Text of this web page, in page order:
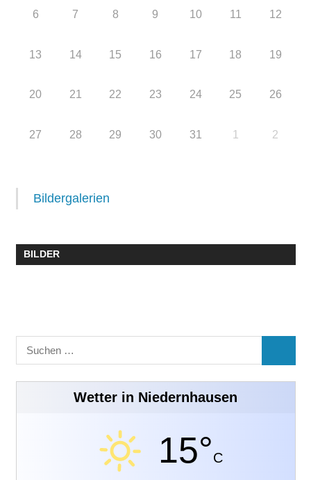
6 7 8 9 10 11 12
13 14 15 16 17 18 19
20 21 22 23 24 25 26
27 28 29 30 31 1 2
Bildergalerien
BILDER
Suchen
nach:
Wetter in Niedernhausen
15°C